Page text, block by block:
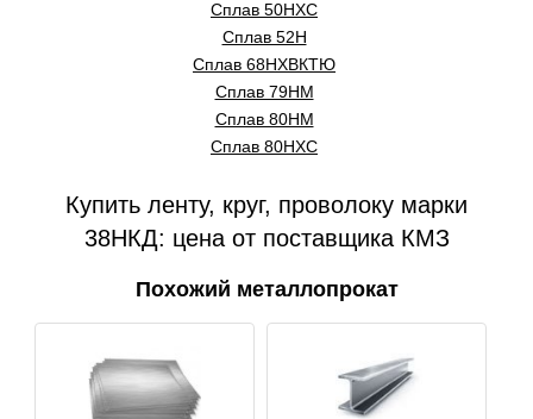
Сплав 50НХС
Сплав 52Н
Сплав 68НХВКТЮ
Сплав 79НМ
Сплав 80НМ
Сплав 80НХС
Купить ленту, круг, проволоку марки
38НКД: цена от поставщика КМЗ
Похожий металлопрокат